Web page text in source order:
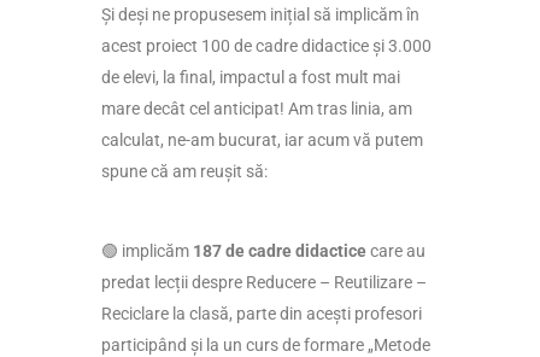
Și deși ne propusesem inițial să implicăm în
acest proiect 100 de cadre didactice și 3.000
de elevi, la final, impactul a fost mult mai
mare decât cel anticipat! Am tras linia, am
calculat, ne-am bucurat, iar acum vă putem
spune că am reușit să:
🟢 implicăm 187 de cadre didacticecare au
predat lecții despre Reducere – Reutilizare –
Reciclare la clasă, parte din acești profesori
participând și la un curs de formare „Metode